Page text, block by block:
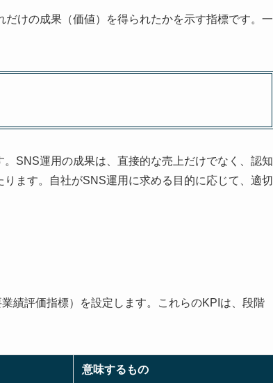
けの成果（価値）を得られたかを示す指標です。一
SNS運用の成果は、直接的な売上だけでなく、認知
ます。自社がSNS運用に求める目的に応じて、適切
績評価指標）を設定します。これらのKPIは、段階
意味するもの